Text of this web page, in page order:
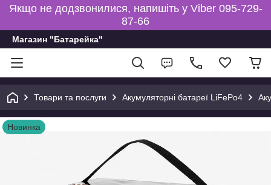
Якщо не додзвонилися, напишіть у Viber 095-729-
87-66
Магазин "Батарейка"
Товари та послуги Акумуляторні батареї LiFePo4
Новинка